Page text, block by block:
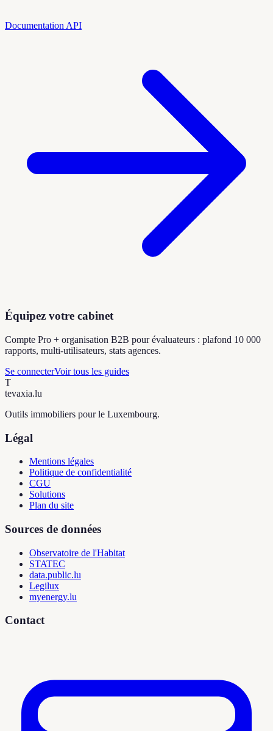
Documentation API
Équipez votre cabinet
Compte Pro + organisation B2B pour évaluateurs : plafond 10 000
rapports, multi-utilisateurs, stats agences.
Se connecterVoir tous les guides
T
tevaxia.lu
Outils immobiliers pour le Luxembourg.
Légal
Mentions légales
Politique de confidentialité
CGU
Solutions
Plan du site
Sources de données
Observatoire de l'Habitat
STATEC
data.public.lu
Legilux
myenergy.lu
Contact